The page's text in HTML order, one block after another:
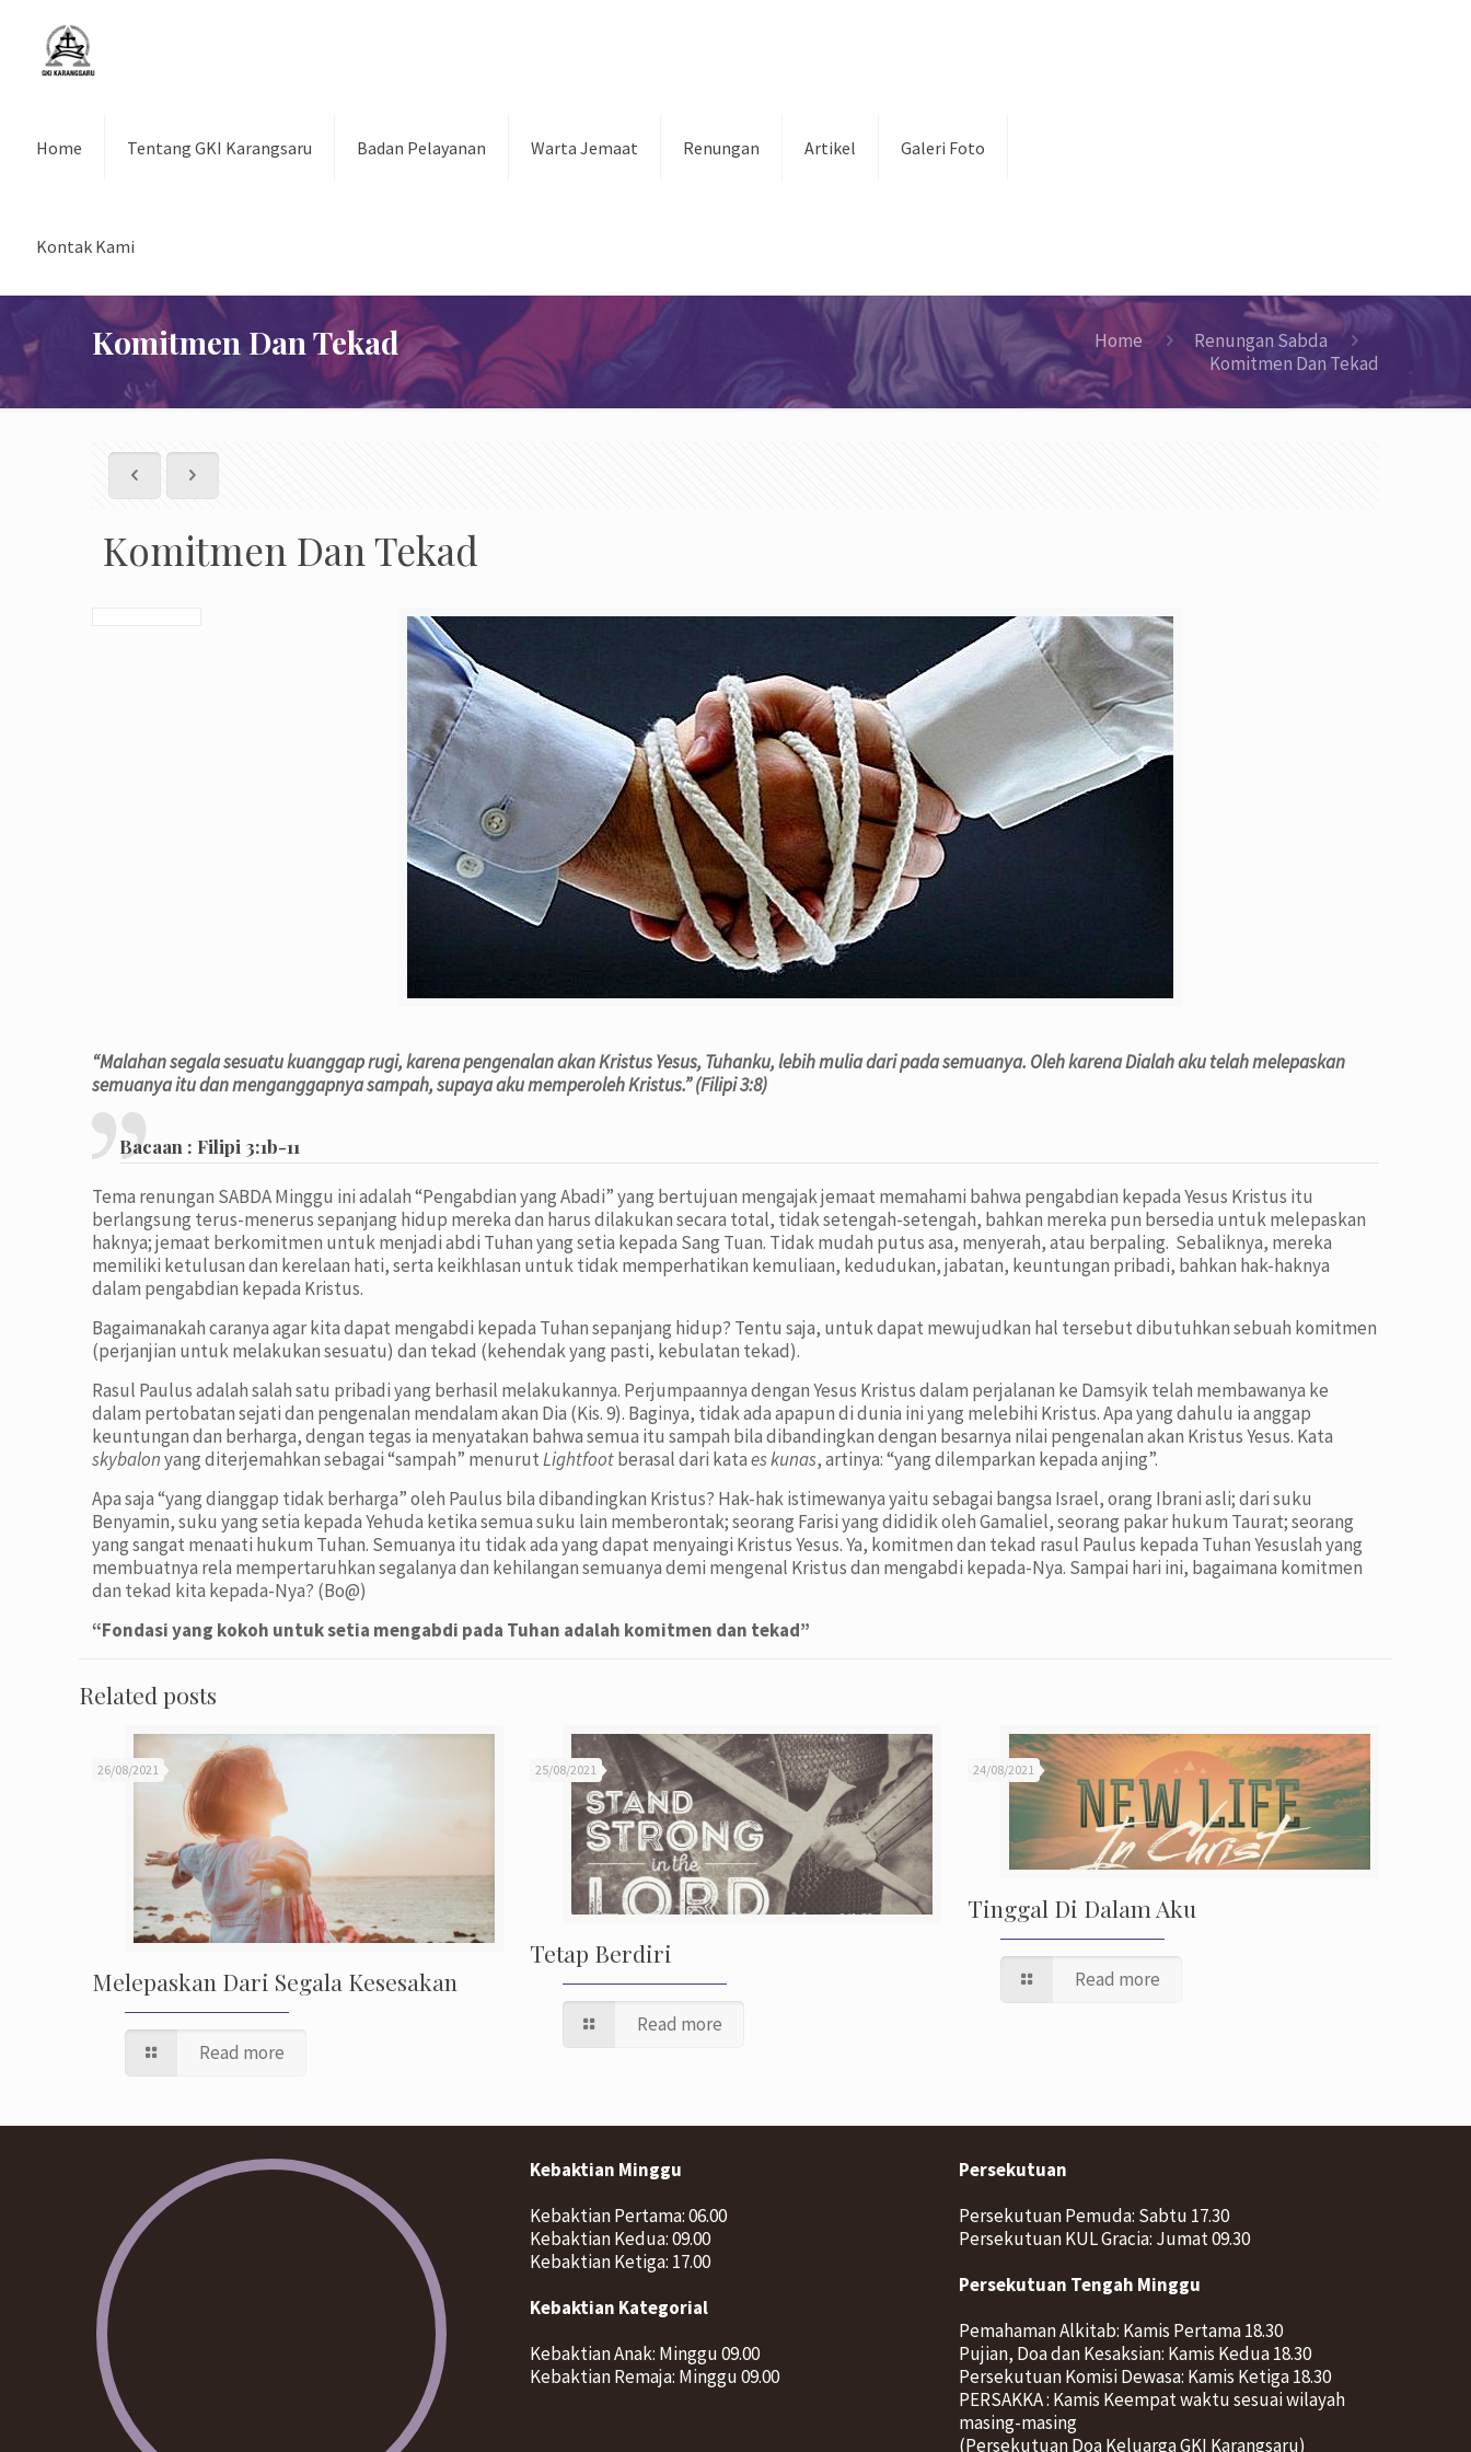
Home Tentang GKI Karangsaru Badan Pelayanan Warta Jemaat Renungan Artikel Galeri Foto
Kontak Kami
Komitmen Dan Tekad Home
Renungan Sabda
Komitmen Dan Tekad
Komitmen Dan Tekad
“Malahan segala sesuatu kuanggap rugi, karena pengenalan akan Kristus Yesus, Tuhanku, lebih mulia dari pada semuanya. Oleh karena Dialah aku telah melepaskan
semuanya itu dan menganggapnya sampah, supaya aku memperoleh Kristus.” (Filipi 3:8)
Bacaan : Filipi 3:1b-11
Tema renungan SABDA Minggu ini adalah “Pengabdian yang Abadi” yang bertujuan mengajak jemaat memahami bahwa pengabdian kepada Yesus Kristus itu
berlangsung terus-menerus sepanjang hidup mereka dan harus dilakukan secara total, tidak setengah-setengah, bahkan mereka pun bersedia untuk melepaskan
haknya; jemaat berkomitmen untuk menjadi abdi Tuhan yang setia kepada Sang Tuan. Tidak mudah putus asa, menyerah, atau berpaling. Sebaliknya, mereka
memiliki ketulusan dan kerelaan hati, serta keikhlasan untuk tidak memperhatikan kemuliaan, kedudukan, jabatan, keuntungan pribadi, bahkan hak-haknya
dalam pengabdian kepada Kristus.
Bagaimanakah caranya agar kita dapat mengabdi kepada Tuhan sepanjang hidup? Tentu saja, untuk dapat mewujudkan hal tersebut dibutuhkan sebuah komitmen
(perjanjian untuk melakukan sesuatu) dan tekad (kehendak yang pasti, kebulatan tekad).
Rasul Paulus adalah salah satu pribadi yang berhasil melakukannya. Perjumpaannya dengan Yesus Kristus dalam perjalanan ke Damsyik telah membawanya ke
dalam pertobatan sejati dan pengenalan mendalam akan Dia (Kis. 9). Baginya, tidak ada apapun di dunia ini yang melebihi Kristus. Apa yang dahulu ia anggap
keuntungan dan berharga, dengan tegas ia menyatakan bahwa semua itu sampah bila dibandingkan dengan besarnya nilai pengenalan akan Kristus Yesus. Kata
skybalonyang diterjemahkan sebagai “sampah” menurutLightfootberasal dari kataes kunas, artinya: “yang dilemparkan kepada anjing”.
Apa saja “yang dianggap tidak berharga” oleh Paulus bila dibandingkan Kristus? Hak-hak istimewanya yaitu sebagai bangsa Israel, orang Ibrani asli; dari suku
Benyamin, suku yang setia kepada Yehuda ketika semua suku lain memberontak; seorang Farisi yang dididik oleh Gamaliel, seorang pakar hukum Taurat; seorang
yang sangat menaati hukum Tuhan. Semuanya itu tidak ada yang dapat menyaingi Kristus Yesus. Ya, komitmen dan tekad rasul Paulus kepada Tuhan Yesuslah yang
membuatnya rela mempertaruhkan segalanya dan kehilangan semuanya demi mengenal Kristus dan mengabdi kepada-Nya. Sampai hari ini, bagaimana komitmen
dan tekad kita kepada-Nya? (Bo@)
“Fondasi yang kokoh untuk setia mengabdi pada Tuhan adalah komitmen dan tekad”
Related posts
26/08/2021
Melepaskan Dari Segala Kesesakan
Read more
25/08/2021
Tetap Berdiri
Read more
24/08/2021
Tinggal Di Dalam Aku
Read more
Kebaktian Minggu
Kebaktian Pertama: 06.00
Kebaktian Kedua: 09.00
Kebaktian Ketiga: 17.00
Kebaktian Kategorial
Kebaktian Anak: Minggu 09.00
Kebaktian Remaja: Minggu 09.00
Persekutuan
Persekutuan Pemuda: Sabtu 17.30
Persekutuan KUL Gracia: Jumat 09.30
Persekutuan Tengah Minggu
Pemahaman Alkitab: Kamis Pertama 18.30
Pujian, Doa dan Kesaksian: Kamis Kedua 18.30
Persekutuan Komisi Dewasa: Kamis Ketiga 18.30
PERSAKKA : Kamis Keempat waktu sesuai wilayah
masing-masing
(Persekutuan Doa Keluarga GKI Karangsaru)